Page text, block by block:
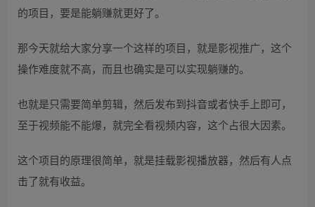
的项目，要是能躺赚就更好了。
那今天就给大家分享一个这样的项目，就是影视推广，这个
操作难度就不高，而且也确实是可以实现躺赚的。
也就是只需要简单剪辑，然后发布到抖音或者快手上即可，
至于视频能不能爆，就完全看视频内容，这个占很大因素。
这个项目的原理很简单，就是挂载影视播放器，然后有人点
击了就有收益。